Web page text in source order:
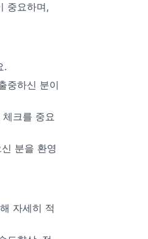
중요하며,
.
중하신 분이
크를 중요
분을 환영
자세히 적